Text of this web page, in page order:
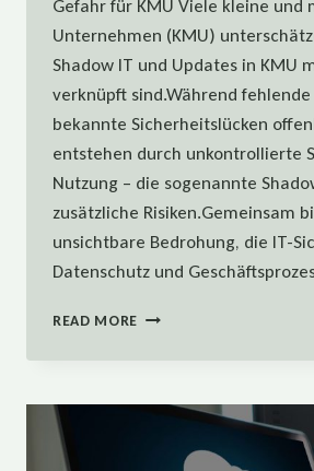
Gefahr für KMU Viele kleine und
Unternehmen (KMU)
Shadow IT und Updates in KMU
verknüpft sind.Während
bekannte Sicherheitslücken
entstehen durch unkontrollierte
Nutzung – die sogenannte
zusätzliche Risiken.Gemeinsam
unsichtbare Bedrohung, die IT-
Datenschutz und
READ MORE SHADOW
SOFTWARE:
UNSICHTBARE
GEFAHR